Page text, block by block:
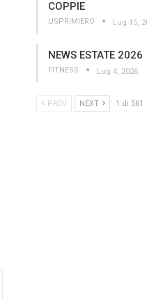
COPPIE
USPRIMIERO Lug 15,
NEWS ESTATE 2026
FITNESS Lug 4, 2026
PREV NEXT 1 di 561